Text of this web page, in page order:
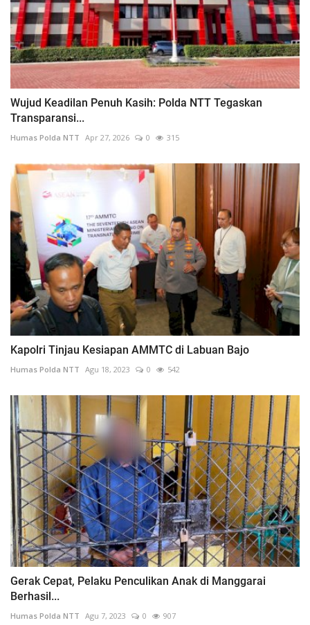
Wujud Keadilan Penuh Kasih: Polda NTT Tegaskan
Transparansi...
Humas Polda NTT Apr 27, 2026 0 315
Kapolri Tinjau Kesiapan AMMTC di Labuan Bajo
Humas Polda NTT Agu 18, 2023 0 542
Gerak Cepat, Pelaku Penculikan Anak di Manggarai
Berhasil...
Humas Polda NTT Agu 7, 2023 0 907